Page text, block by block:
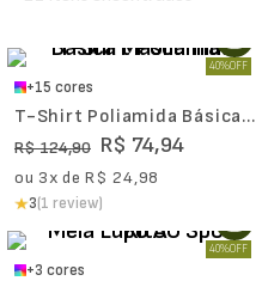
40%OFF
+15 cores
T-Shirt Poliamida Básica
Masculina II
R$124,90 R$ 74,94
ou 3x deR$ 24,98
3(1 review)
40%OFF
+3 cores